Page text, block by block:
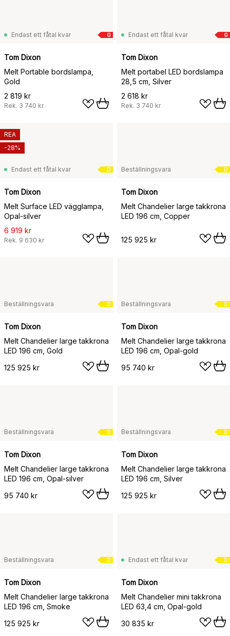
G
Endast ett fåtal kvar
Tom Dixon
Melt Portable bordslampa,
Gold
2 819 kr
Rek. 3 740 kr
G
Endast ett fåtal kvar
Tom Dixon
Melt portabel LED bordslampa
28,5 cm, Silver
2 618 kr
Rek. 3 740 kr
D
Endast ett fåtal kvar
Tom Dixon
Melt Surface LED vägglampa,
Opal-silver
6 919 kr
Rek. 9 630 kr
REA
-28%
D
Beställningsvara
Tom Dixon
Melt Chandelier large takkrona
LED 196 cm, Copper
125 925 kr
D
Beställningsvara
Tom Dixon
Melt Chandelier large takkrona
LED 196 cm, Gold
125 925 kr
D
Beställningsvara
Tom Dixon
Melt Chandelier large takkrona
LED 196 cm, Opal-gold
95 740 kr
D
Beställningsvara
Tom Dixon
Melt Chandelier large takkrona
LED 196 cm, Opal-silver
95 740 kr
D
Beställningsvara
Tom Dixon
Melt Chandelier large takkrona
LED 196 cm, Silver
125 925 kr
D
Beställningsvara
Tom Dixon
Melt Chandelier large takkrona
LED 196 cm, Smoke
125 925 kr
D
Endast ett fåtal kvar
Tom Dixon
Melt Chandelier mini takkrona
LED 63,4 cm, Opal-gold
30 835 kr